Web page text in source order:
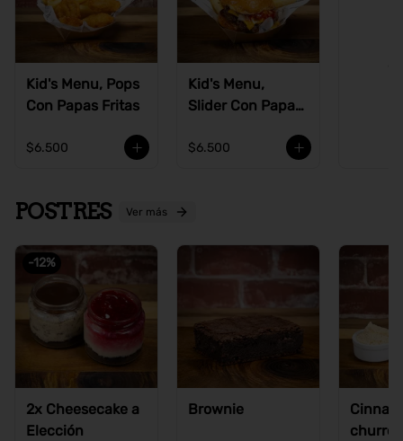
Kid's Menu, Pops
Con Papas Fritas
$6.500
Kid's Menu,
Slider Con Papas
$6.500
POSTRES Ver más
-12%
2x Cheesecake a
Elección
Brownie
churros